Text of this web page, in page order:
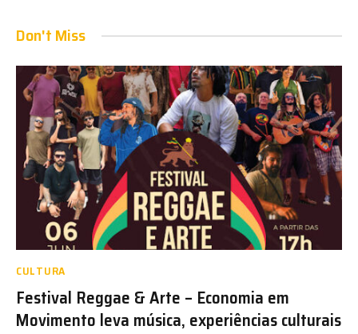
Don't Miss
CULTURA
Festival Reggae & Arte – Economia em
Movimento leva música, experiências culturais